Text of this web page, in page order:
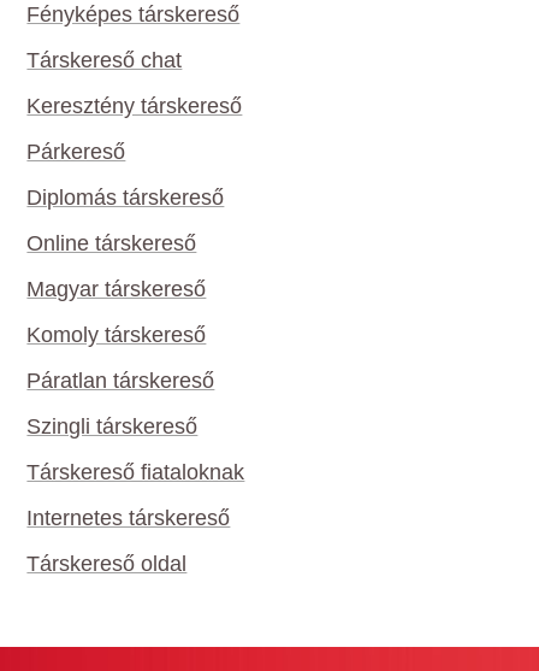
Fényképes társkereső
Társkereső chat
Keresztény társkereső
Párkereső
Diplomás társkereső
Online társkereső
Magyar társkereső
Komoly társkereső
Páratlan társkereső
Szingli társkereső
Társkereső fiataloknak
Internetes társkereső
Társkereső oldal